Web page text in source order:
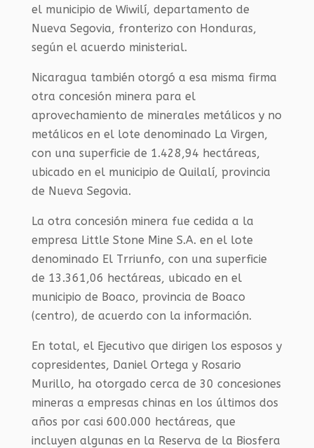
el municipio de Wiwilí, departamento de
Nueva Segovia, fronterizo con Honduras,
según el acuerdo ministerial.
Nicaragua también otorgó a esa misma firma
otra concesión minera para el
aprovechamiento de minerales metálicos y no
metálicos en el lote denominado La Virgen,
con una superficie de 1.428,94 hectáreas,
ubicado en el municipio de Quilalí, provincia
de Nueva Segovia.
La otra concesión minera fue cedida a la
empresa Little Stone Mine S.A. en el lote
denominado El Trriunfo, con una superficie
de 13.361,06 hectáreas, ubicado en el
municipio de Boaco, provincia de Boaco
(centro), de acuerdo con la información.
En total, el Ejecutivo que dirigen los esposos y
copresidentes, Daniel Ortega y Rosario
Murillo, ha otorgado cerca de 30 concesiones
mineras a empresas chinas en los últimos dos
años por casi 600.000 hectáreas, que
incluyen algunas en la Reserva de la Biosfera